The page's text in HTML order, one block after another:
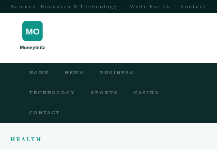
Science, Research & Technology Write For Us · Contact
HOME NEWS BUSINESS
TECHNOLOGY SPORTS CASINO
CONTACT
HEALTH